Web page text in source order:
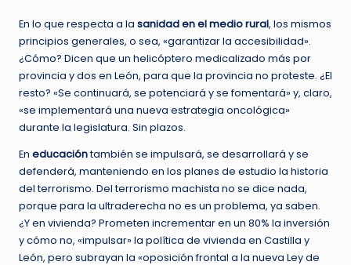
En lo que respecta a la sanidad en el medio rural, los mismos
principios generales, o sea, «garantizar la accesibilidad».
¿Cómo? Dicen que un helicóptero medicalizado más por
provincia y dos en León, para que la provincia no proteste. ¿El
resto? «Se continuará, se potenciará y se fomentará» y, claro,
«se implementará una nueva estrategia oncológica»
durante la legislatura. Sin plazos.
En educacióntambién se impulsará, se desarrollará y se
defenderá, manteniendo en los planes de estudio la historia
del terrorismo. Del terrorismo machista no se dice nada,
porque para la ultraderecha no es un problema, ya saben.
¿Y en vivienda? Prometen incrementar en un 80% la inversión
y cómo no, «impulsar» la política de vivienda en Castilla y
León, pero subrayan la «oposición frontal a la nueva Ley de